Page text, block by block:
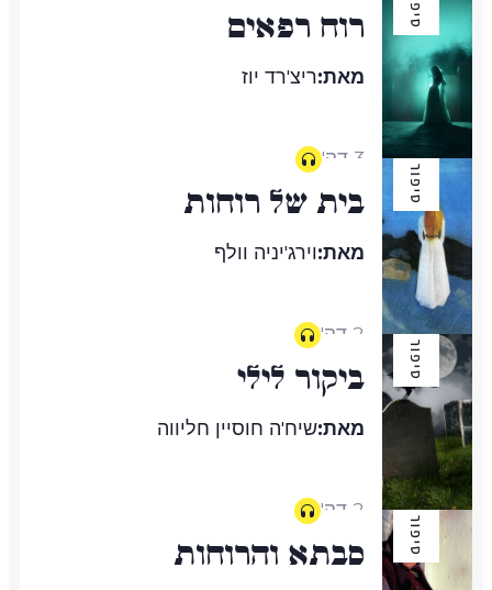
סיפור רוח רפאים
מאת:ריצ'רד יוז
3 דק'
סיפור בית של רוחות
מאת:וירג'יניה וולף
2 דק'
סיפור ביקור לילי
מאת:שיח'ה חוסיין חליווה
2 דק'
סיפור סבתא והרוחות